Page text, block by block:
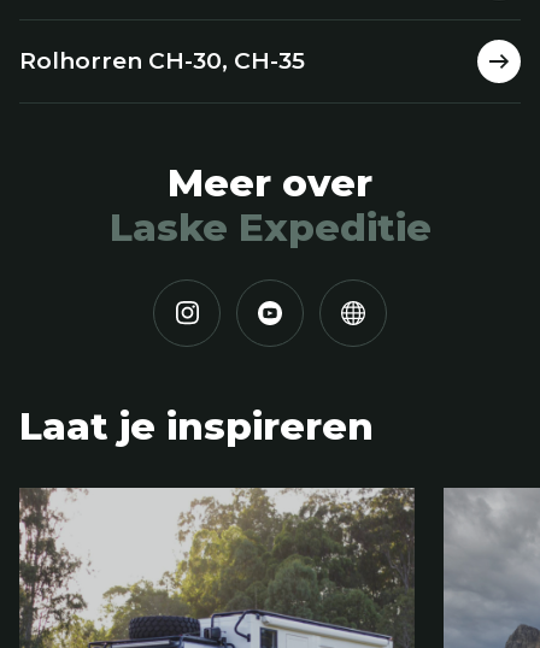
Rolhorren CH-30, CH-35
Meer over
Laske Expeditie
Laat je inspireren